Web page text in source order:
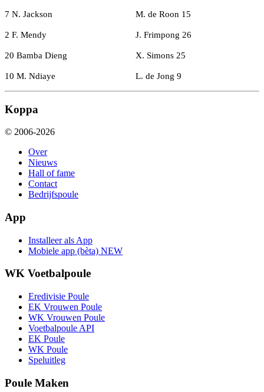
7 N. Jackson M. de Roon 15
2 F. Mendy J. Frimpong 26
20 Bamba Dieng X. Simons 25
10 M. Ndiaye L. de Jong 9
Koppa
© 2006-2026
Over
Nieuws
Hall of fame
Contact
Bedrijfspoule
App
Installeer als App
Mobiele app (bèta) NEW
WK Voetbalpoule
Eredivisie Poule
EK Vrouwen Poule
WK Vrouwen Poule
Voetbalpoule API
EK Poule
WK Poule
Speluitleg
Poule Maken